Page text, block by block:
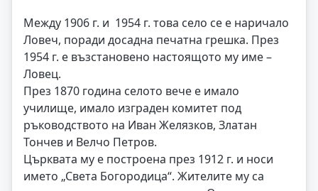
Между 1906 г. и 1954 г. това село се е наричало
Ловеч, поради досадна печатна грешка. През
1954 г. е възстановено настоящото му име –
Ловец.
През 1870 година селото вече е имало
училище, имало изграден комитет под
ръководството на Иван Желязков, Златан
Тончев и Велчо Петров.
Църквата му е построена през 1912 г. и носи
името „Света Богородица“. Жителите му са